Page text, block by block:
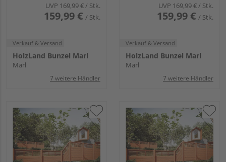
UVP 169,99 €/ Stk.
159,99 € / Stk.
Verkauf & Versand
HolzLand Bunzel Marl
Marl
7 weitere Händler
UVP 169,99 €/ Stk.
159,99 € / Stk.
Verkauf & Versand
HolzLand Bunzel Marl
Marl
7 weitere Händler